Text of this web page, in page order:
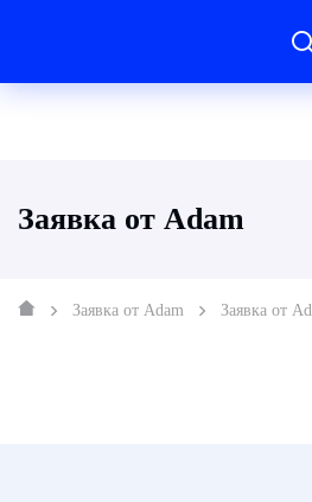
Заявка от Adam
Заявка от Adam Заявка от